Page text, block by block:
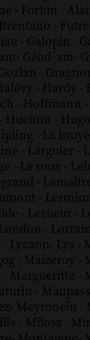
- Forbin -
-
- Galopin -
- Géod´am-
-
- Hardy -
- Hoffmann -
- Huchon - Hugo
- La
- Larguier -
- Le roux -
-
- Lermina
- Lesueur -
London - Lorrain
- Lycaon- Lys -
- Maizeroy -
- Margueritte -
-
- Meyronein -
- Milosz -